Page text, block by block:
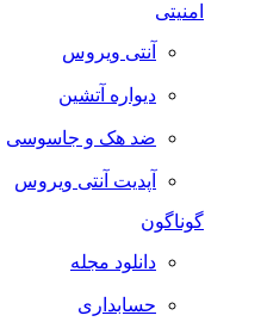
امنیتی
آنتی ویروس
دیواره آتشین
ضد هک و جاسوسی
آپدیت آنتی ویروس
گوناگون
دانلود مجله
حسابداری